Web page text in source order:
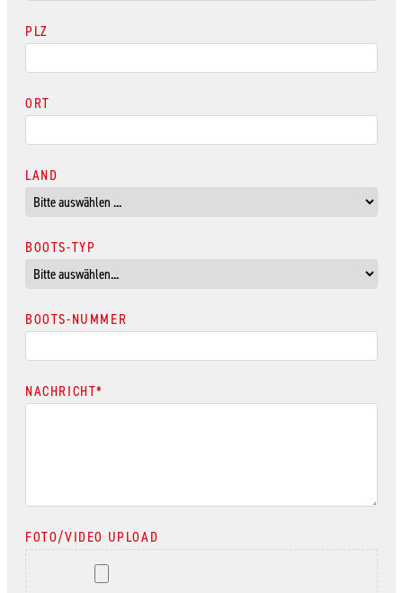
PLZ
ORT
LAND
BOOTS-TYP
BOOTS-NUMMER
NACHRICHT*
FOTO/VIDEO UPLOAD